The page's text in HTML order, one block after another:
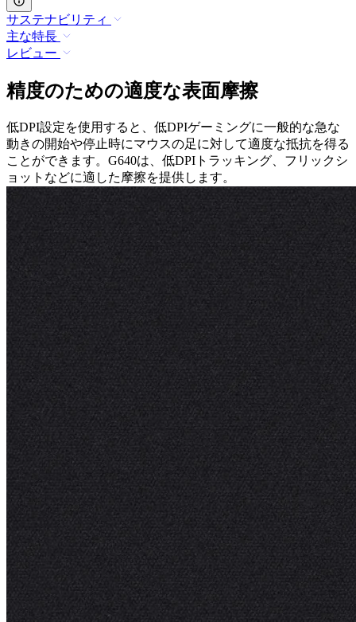
サステナビリティ
主な特長
レビュー
精度のための適度な表面摩擦
低DPI設定を使用すると、低DPIゲーミングに一般的な急な
動きの開始や停止時にマウスの足に対して適度な抵抗を得る
ことができます。G640は、低DPIトラッキング、フリックシ
ョットなどに適した摩擦を提供します。